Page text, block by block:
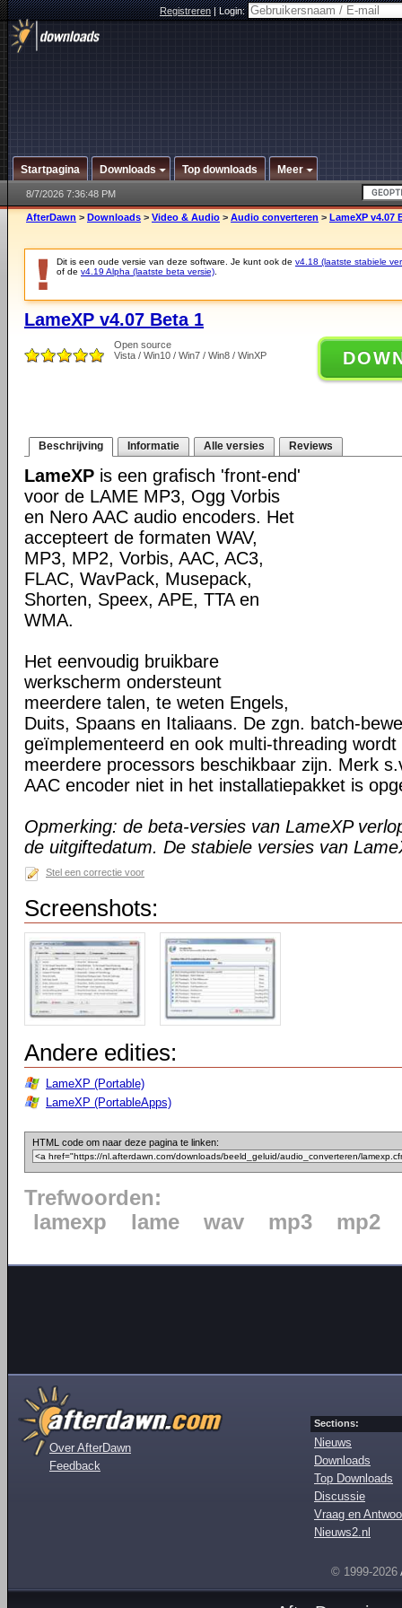
Registreren|Login:
Startpagina Downloads Top downloads Meer
8/7/2026 7:36:48 PM
AfterDawn > Downloads > Video & Audio > Audio converteren > LameXP v4.07
Dit is een oude versie van deze software. Je kunt ook de v4.18 (laatste stabiele
of de v4.19 Alpha (laatste beta versie)
LameXP v4.07 Beta 1
Open source
Vista / Win10 / Win7 / Win8 / WinXP
Beschrijving Informatie Alle versies Reviews
LameXP is een grafisch 'front-end'
voor de LAME MP3, Ogg Vorbis
en Nero AAC audio encoders. Het
accepteert de formaten WAV,
MP3, MP2, Vorbis, AAC, AC3,
FLAC, WavPack, Musepack,
Shorten, Speex, APE, TTA en
WMA.
Het eenvoudig bruikbare
werkscherm ondersteunt
meerdere talen, te weten Engels,
Duits, Spaans en Italiaans. De zgn. batch-
geïmplementeerd en ook multi-threading
meerdere processors beschikbaar zijn. Merk
AAC encoder niet in het installatiepakket is
Opmerking: de beta-versies van LameXP
de uitgiftedatum. De stabiele versies van
Stel een correctie voor
Screenshots:
Andere edities:
LameXP (Portable)
LameXP (PortableApps)
HTML code om naar deze pagina te linken:
Trefwoorden:
lamexp
lame wav mp3 mp2
Over AfterDawn
Feedback
Sections:
Nieuws
Downloads
Top Downloads
Discussie
Vraag en
Nieuws2.nl
© 1999-2026